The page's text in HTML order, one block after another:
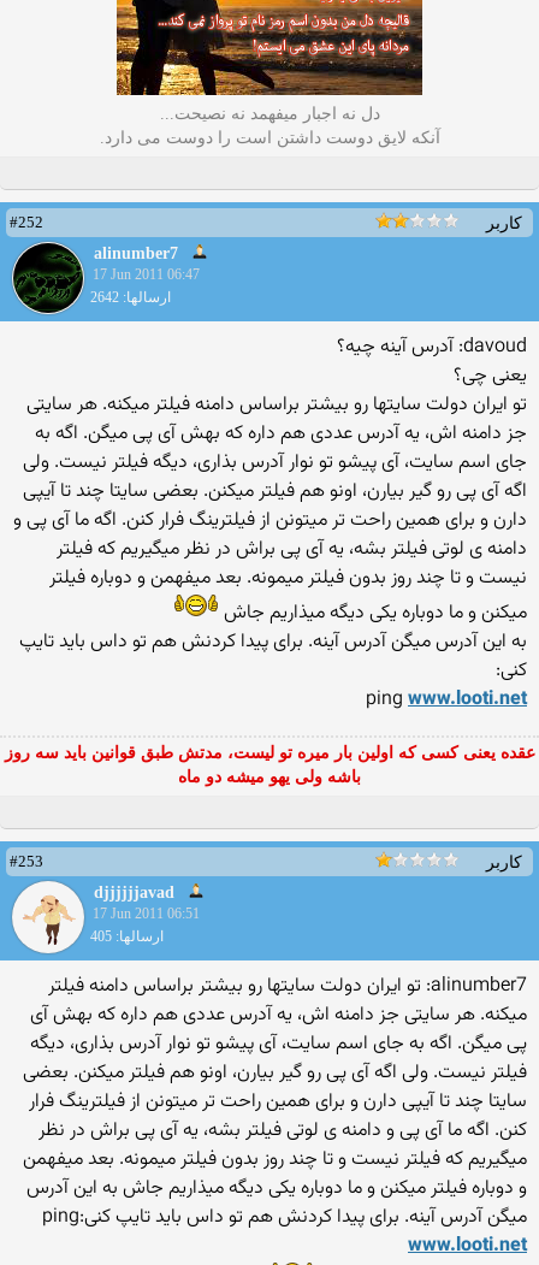
دل نه اجبار میفهمد نه نصیحت...
آنکه لایق دوست داشتن است را دوست می دارد.
کاربر
#252
alinumber7
17 Jun 2011 06:47
ارسالها: 2642
davoud: آدرس آینه چیه؟
یعنی چی؟
تو ایران دولت سایتها رو بیشتر براساس دامنه فیلتر میكنه. هر سایتی
جز دامنه اش، یه آدرس عددی هم داره كه بهش آی پی میگن. اگه به
جای اسم سایت، آی پیشو تو نوار آدرس بذاری، دیگه فیلتر نیست. ولی
اگه آی پی رو گیر بیارن، اونو هم فیلتر میكنن. بعضی سایتا چند تا آیپی
دارن و برای همین راحت تر میتونن از فیلترینگ فرار كنن. اگه ما آی پی و
دامنه ی لوتی فیلتر بشه، یه آی پی براش در نظر میگیریم كه فیلتر
نیست و تا چند روز بدون فیلتر میمونه. بعد میفهمن و دوباره فیلتر
میكنن و ما دوباره یكی دیگه میذاریم جاش
به این آدرس میگن آدرس آینه. برای پیدا كردنش هم تو داس باید تایپ
كنی:
ping www.looti.net
عقده یعنی کسی که اولین بار میره تو لیست، مدتش طبق قوانین باید سه روز
باشه ولی یهو میشه دو ماه
کاربر
#253
djjjjjjavad
17 Jun 2011 06:51
ارسالها: 405
alinumber7: تو ایران دولت سایتها رو بیشتر براساس دامنه فیلتر
میكنه. هر سایتی جز دامنه اش، یه آدرس عددی هم داره كه بهش آی
پی میگن. اگه به جای اسم سایت، آی پیشو تو نوار آدرس بذاری، دیگه
فیلتر نیست. ولی اگه آی پی رو گیر بیارن، اونو هم فیلتر میكنن. بعضی
سایتا چند تا آیپی دارن و برای همین راحت تر میتونن از فیلترینگ فرار
كنن. اگه ما آی پی و دامنه ی لوتی فیلتر بشه، یه آی پی براش در نظر
میگیریم كه فیلتر نیست و تا چند روز بدون فیلتر میمونه. بعد میفهمن
و دوباره فیلتر میكنن و ما دوباره یكی دیگه میذاریم جاش به این آدرس
میگن آدرس آینه. برای پیدا كردنش هم تو داس باید تایپ كنی:ping
www.looti.net